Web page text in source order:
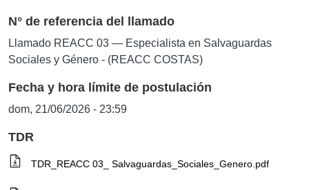
N° de referencia del llamado
Llamado REACC 03 — Especialista en Salvaguardas
Sociales y Género - (REACC COSTAS)
Fecha y hora límite de postulación
dom, 21/06/2026 - 23:59
TDR
TDR_REACC 03_ Salvaguardas_Sociales_Genero.pdf